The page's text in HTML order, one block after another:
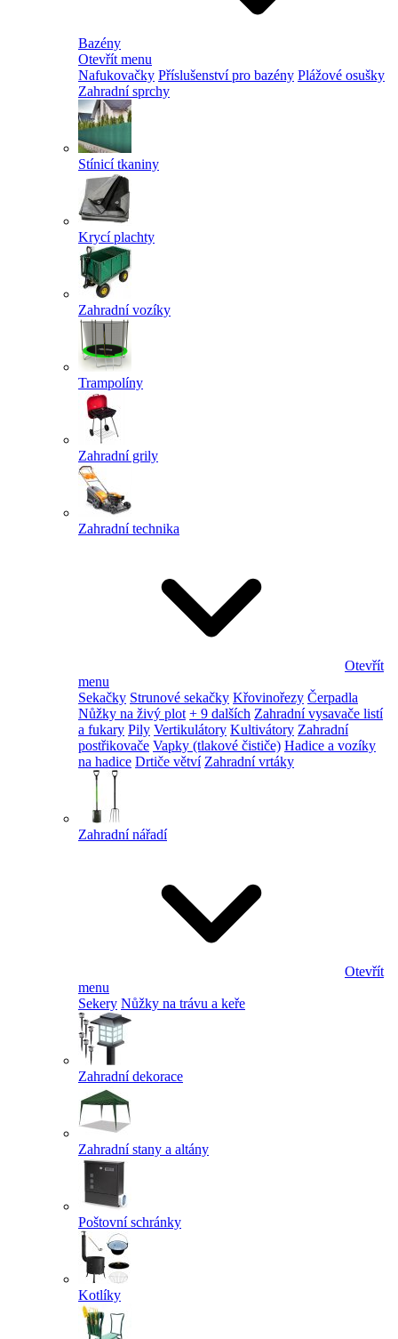
Bazény
Otevřít menu
Nafukovačky Příslušenství pro bazény Plážové osušky
Zahradní sprchy
Stínicí tkaniny
Krycí plachty
Zahradní vozíky
Trampolíny
Zahradní grily
Zahradní technika
Otevřít
menu
Sekačky Strunové sekačky Křovinořezy Čerpadla
Nůžky na živý plot + 9 dalších Zahradní vysavače listí
a fukary Pily Vertikulátory Kultivátory Zahradní
postřikovače Vapky (tlakové čističe) Hadice a vozíky
na hadice Drtiče větví Zahradní vrtáky
Zahradní nářadí
Otevřít
menu
Sekery Nůžky na trávu a keře
Zahradní dekorace
Zahradní stany a altány
Poštovní schránky
Kotlíky